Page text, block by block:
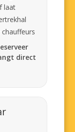
laat
direct